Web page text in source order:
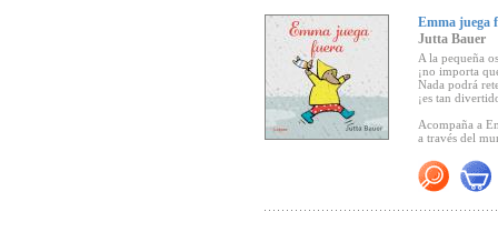
pequeñas
delicioso que
"... una
necesidad de
Con lápices
una línea
nada falta en
texto
Emma juega
Jutta Bauer
A la pequeña
¡no importa
Nada podrá
¡es tan
Acompaña a
a través del